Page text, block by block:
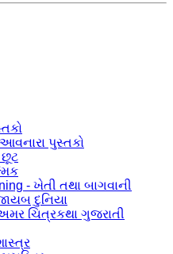
પુસ્તકો
છૂટ
- ખેતી તથા બાગવાની
દુનિયા
ચિત્રકથા ગુજરાતી